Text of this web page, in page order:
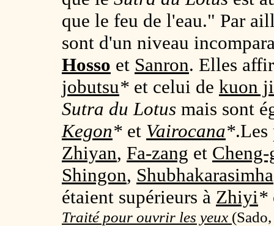
que le feu de l'eau." Par
sont d'un niveau
Hosso et Sanron. Elles
jobutsu* et celui de kuon
Sutra du Lotus mais sont
Kegon* et Vairocana*
Zhiyan, Fa-zang et Cheng-
Shingon, Shubhakarasimha
étaient supérieurs à Zhiyi*
Traité pour ouvrir les yeux (